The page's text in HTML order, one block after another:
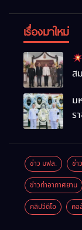
เรื่องมาใหม่
ส
แ
ป
ร่
ม
“
เ
ภ
ม
ร
ร่
ภ
บ
พ
ส
ม
ข่าว มฟล. ข่า
ข่าวท่าอากาศยาน
คลิปวีดีโอ คอ